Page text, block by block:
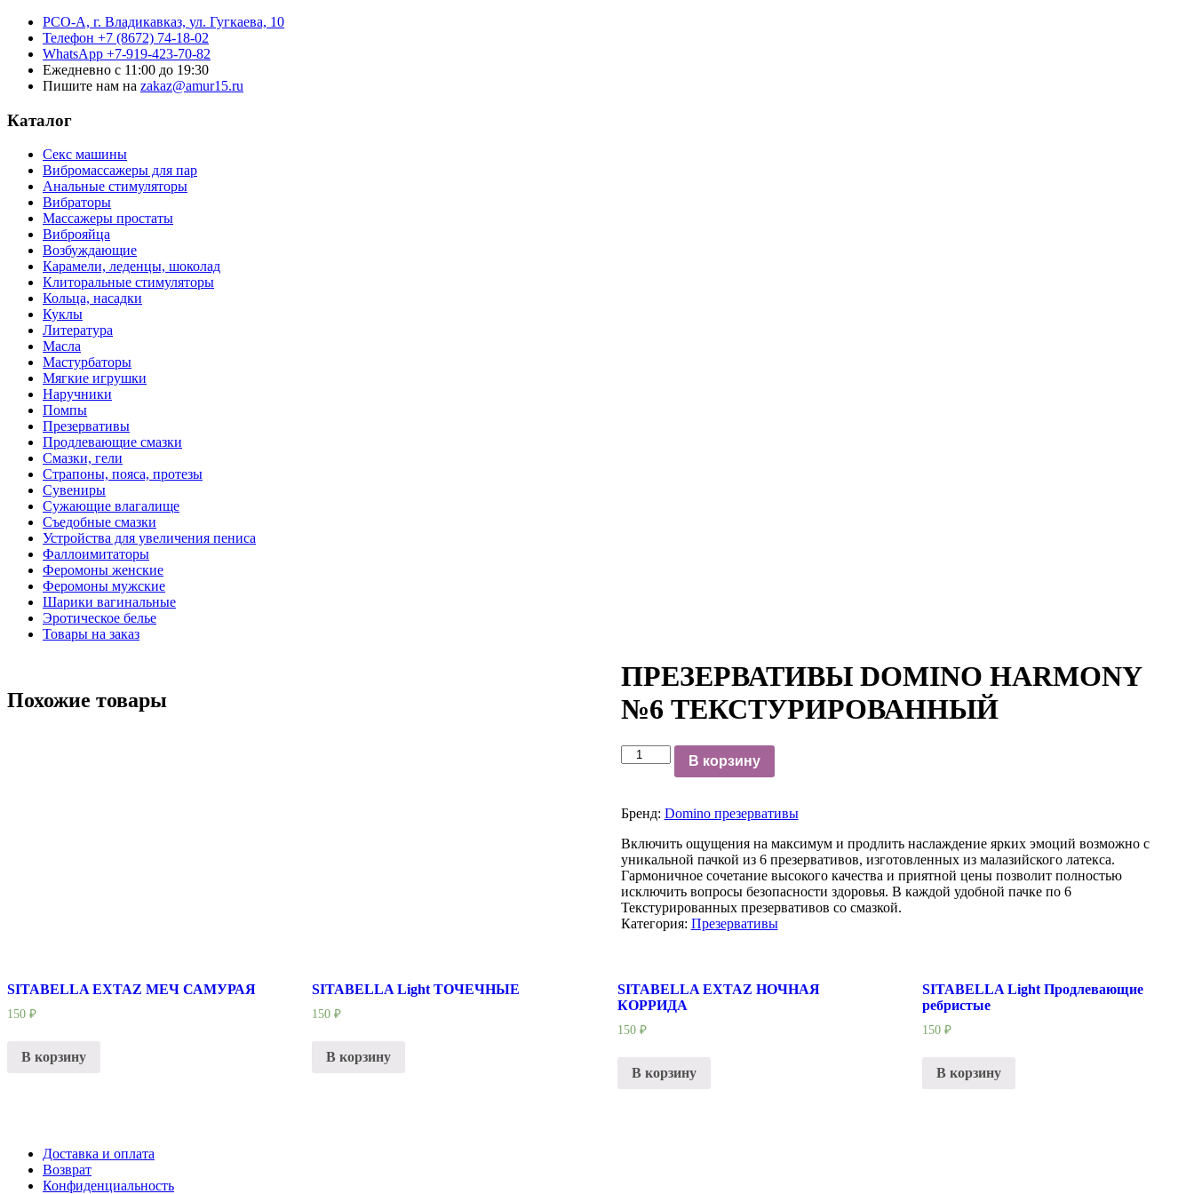
РСО-А, г. Владикавказ, ул. Гугкаева, 10
Телефон +7 (8672) 74-18-02
WhatsApp +7-919-423-70-82
Ежедневно с 11:00 до 19:30
Пишите нам на zakaz@amur15.ru
Каталог
Секс машины
Вибромассажеры для пар
Анальные стимуляторы
Вибраторы
Массажеры простаты
Виброяйца
Возбуждающие
Карамели, леденцы, шоколад
Клиторальные стимуляторы
Кольца, насадки
Куклы
Литература
Масла
Мастурбаторы
Мягкие игрушки
Наручники
Помпы
Презервативы
Продлевающие смазки
Смазки, гели
Страпоны, пояса, протезы
Сувениры
Сужающие влагалище
Съедобные смазки
Устройства для увеличения пениса
Фаллоимитаторы
Феромоны женские
Феромоны мужские
Шарики вагинальные
Эротическое белье
Товары на заказ
ПРЕЗЕРВАТИВЫ DOMINO HARMONY
№6 ТЕКСТУРИРОВАННЫЙ
В корзину
Бренд: Domino презервативы
Включить ощущения на максимум и продлить наслаждение ярких эмоций возможно с
уникальной пачкой из 6 презервативов, изготовленных из малазийского латекса.
Гармоничное сочетание высокого качества и приятной цены позволит полностью
исключить вопросы безопасности здоровья. В каждой удобной пачке по 6
Текстурированных презервативов со смазкой.
Категория: Презервативы
Похожие товары
SITABELLA EXTAZ МЕЧ САМУРАЯ
150 ₽
В корзину
SITABELLA Light ТОЧЕЧНЫЕ
150₽
В корзину
SITABELLA EXTAZ НОЧНАЯ
КОРРИДА
150 ₽
В корзину
SITABELLA Light Продлевающие
ребристые
150 ₽
В корзину
Доставка и оплата
Возврат
Конфиденциальность